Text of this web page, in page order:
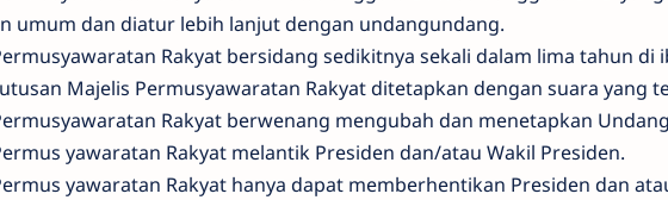
umum dan diatur lebih lanjut dengan undangundang.
Rakyat bersidang sedikitnya sekali dalam lima tahun di
Majelis Permusyawaratan Rakyat ditetapkan dengan suara yang
Rakyat berwenang mengubah dan menetapkan
yawaratan Rakyat melantik Presiden dan/atau Wakil Presiden.
yawaratan Rakyat hanya dapat memberhentikan Presiden dan